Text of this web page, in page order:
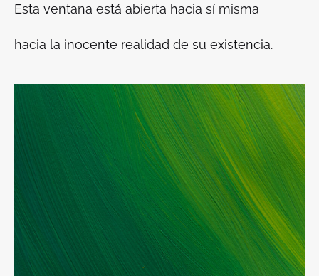
Esta ventana está abierta hacia sí misma
hacia la inocente realidad de su existencia.